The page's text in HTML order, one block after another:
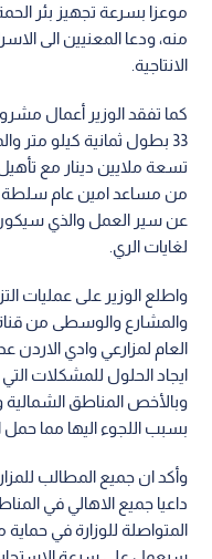
موعزا بسرعة تجهيز بئر
منه، ودعا المعنيين الى
الانتاجية.
33 بطول ثمانية كيلو متر
تسعة ملايين دينار مع
من مساعد امين عام سلطة
لغايات الري.
واطلع الوزير على عمليات
والمشارع والوسطى من قناة
العام لمزارعي وادي
ايجاد الحلول للمشكلات
وبالأخص المناطق الشمالية
بسبب اللجوء اليها مما حمل
وأكد ان جميع المطالب
داعيا جميع الاهالي في
المتواصلة للوزارة في